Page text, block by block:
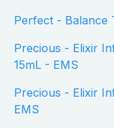
Perfect -
Precious - Elixir Infusion Colloidal Gold Under Skin
15mL - EMS
Precious - Elixir Infusion Platinum Under Skin 15mL -
EMS